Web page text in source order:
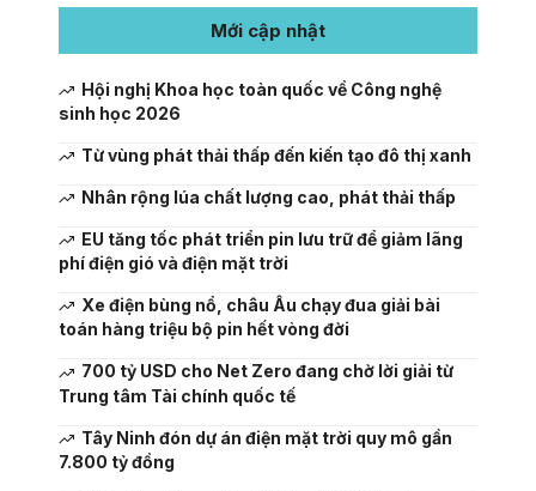
Mới cập nhật
Hội nghị Khoa học toàn quốc về Công nghệ
sinh học 2026
Từ vùng phát thải thấp đến kiến tạo đô thị xanh
Nhân rộng lúa chất lượng cao, phát thải thấp
EU tăng tốc phát triển pin lưu trữ để giảm lãng
phí điện gió và điện mặt trời
Xe điện bùng nổ, châu Âu chạy đua giải bài
toán hàng triệu bộ pin hết vòng đời
700 tỷ USD cho Net Zero đang chờ lời giải từ
Trung tâm Tài chính quốc tế
Tây Ninh đón dự án điện mặt trời quy mô gần
7.800 tỷ đồng